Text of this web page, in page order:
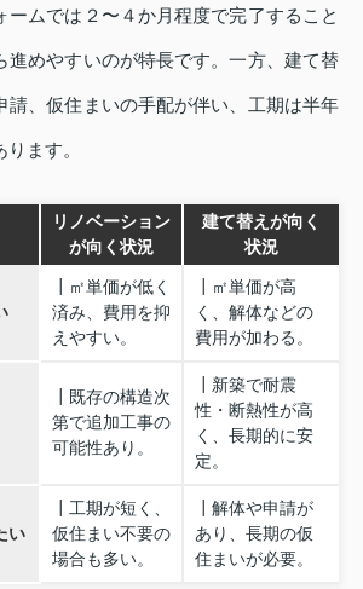
ームでは２〜４か月程度で完了すること
進めやすいのが特長です。一方、建て替
請、仮住まいの手配が伴い、工期は半年
ます。
リノベーション
が向く状況
建て替えが向く
状況
┃㎡単価が低く
済み、費用を抑
えやすい。
┃㎡単価が高
く、解体などの
費用が加わる。
┃既存の構造次
第で追加工事の
可能性あり。
┃新築で耐震
性・断熱性が高
く、長期的に安
定。
い
┃工期が短く、
仮住まい不要の
場合も多い。
┃解体や申請が
あり、長期の仮
住まいが必要。